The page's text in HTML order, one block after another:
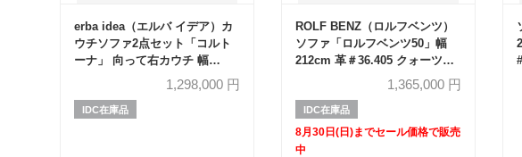
erba idea（エルバ イデア）カ
ウチソファ2点セット「コルト
ーナ」 向って右カウチ 幅
250cm 布ライトグレー色
1,298,000円
IDC在庫品
ROLF BENZ（ロルフベンツ）
ソファ「ロルフベンツ50」幅
212cm 革＃36.405 クォーツグ
レー色【セール対象品のため
1,365,000円
IDC在庫品
8月30日(日)までセール価格で販売
中